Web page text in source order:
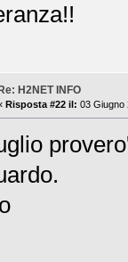
H2NET INFO
Risposta #22 il: 03 Giugno